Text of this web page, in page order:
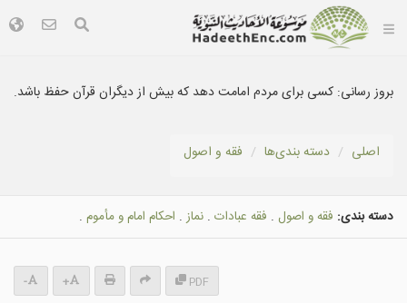
بروز رسانی: کسی برای مردم امامت دهد که بیش از دیگران قرآن حفظ باشد.
اصلی دسته بندى‌ها فقه و اصول
دسته بندی: فقه و اصول . فقه عبادات . نماز . احكام امام و مأموم .
PDF
+
-